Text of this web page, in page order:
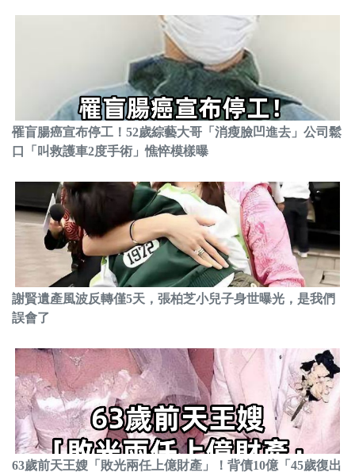
罹盲腸癌宣布停工！52歲綜藝大哥「消瘦臉凹進去」公司鬆
口「叫救護車2度手術」憔悴模樣曝
謝賢遺產風波反轉僅5天，張柏芝小兒子身世曝光，是我們
誤會了
63歲前天王嫂「敗光兩任上億財產」！背債10億「45歲復出